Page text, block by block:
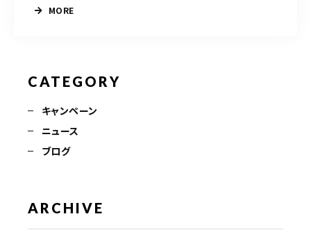
MORE
CATEGORY
キャンペーン
ニュース
ブログ
ARCHIVE